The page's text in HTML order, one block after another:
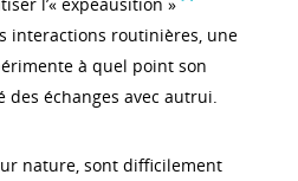
interactions routinières, une
à quel point son
échanges avec autrui.
nature, sont difficilement